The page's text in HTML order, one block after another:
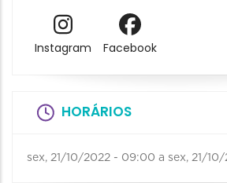
Instagram Facebook
HORÁRIOS
sex, 21/10/2022 - 09:00 a sex, 21/